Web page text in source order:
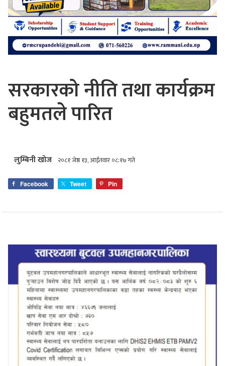
सरकारको नीति तथा कार्यक्रम
बहुमतले पारित
लुम्बिनी खोज २०८१ जेष्ठ १३, आईतवार ०८:१७ गते
Facebook Tweet Pin